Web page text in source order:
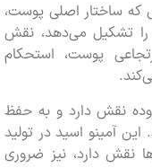
ساختار اصلی پوست،
می‌دهد، نقش
پوست، استحکام
دارد و به حفظ
اسید در تولید
دارد، نیز ضروری